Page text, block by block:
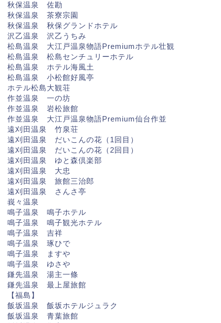
秋保温泉 佐勘
秋保温泉 茶寮宗園
秋保温泉 秋保グランドホテル
沢乙温泉 沢乙うちみ
松島温泉 大江戸温泉物語Premiumホテル壮観
松島温泉 松島センチュリーホテル
松島温泉 ホテル海風土
松島温泉 小松館好風亭
ホテル松島大観荘
作並温泉 一の坊
作並温泉 岩松旅館
作並温泉 大江戸温泉物語Premium仙台作並
遠刈田温泉 竹泉荘
遠刈田温泉 だいこんの花（1回目）
遠刈田温泉 だいこんの花（2回目）
遠刈田温泉 ゆと森倶楽部
遠刈田温泉 大忠
遠刈田温泉 旅館三治郎
遠刈田温泉 さんさ亭
峩々温泉
鳴子温泉 鳴子ホテル
鳴子温泉 鳴子観光ホテル
鳴子温泉 吉祥
鳴子温泉 琢ひで
鳴子温泉 ますや
鳴子温泉 ゆさや
鎌先温泉 湯主一條
鎌先温泉 最上屋旅館
【福島】
飯坂温泉 飯坂ホテルジュラク
飯坂温泉 青葉旅館